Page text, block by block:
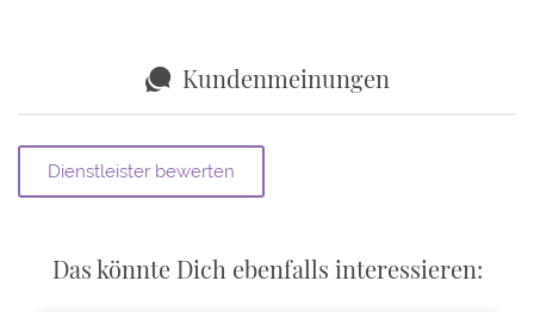
Kundenmeinungen
Das könnte Dich ebenfalls interessieren: